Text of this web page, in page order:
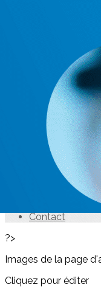
Exporter
Accueil
Actualités
Conseils &
Missions &
Membres
Espace Éthique
Prix de
Concours des
Contact
?>
Images de la page
Cliquez pour éditer